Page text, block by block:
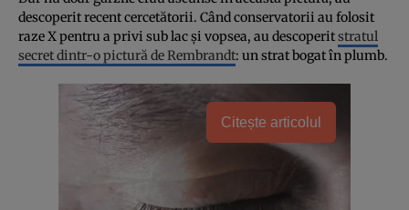
descoperit recent cercetătorii. Când conservatorii au folosit
raze X pentru a privi sub lac și vopsea, au descoperitstratul
secret dintr-o pictură de Rembrandt: un strat bogat în plumb.
Citește articolul